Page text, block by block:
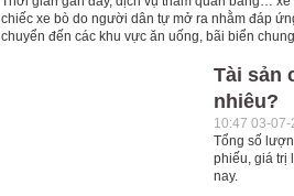
chiếc xe bò do người dân tự mở ra nhằm đáp
chuyển đến các khu vực ăn uống, bãi biển
Tài sản
nhiêu?
10:47 03-
Tổng số
phiếu, giá trị
nay.